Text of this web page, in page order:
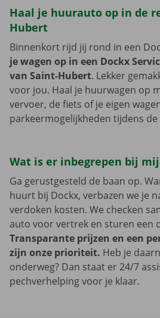
Haal je huurauto op in de
Hubert
Binnenkort rijd jij rond in een
je wagen op in een Dockx
van Saint-Hubert. Lekker
voor jou. Haal je huurwagen op
vervoer, de fiets of je eigen
parkeermogelijkheden tijdens
Wat is er inbegrepen bij
Ga gerustgesteld de baan op.
huurt bij Dockx, verbazen we je
verdoken kosten. We checken
auto voor vertrek en sturen een
Transparante prijzen en een
zijn onze prioriteit. Heb je
onderweg? Dan staat er 24/7
pechverhelping voor je klaar.